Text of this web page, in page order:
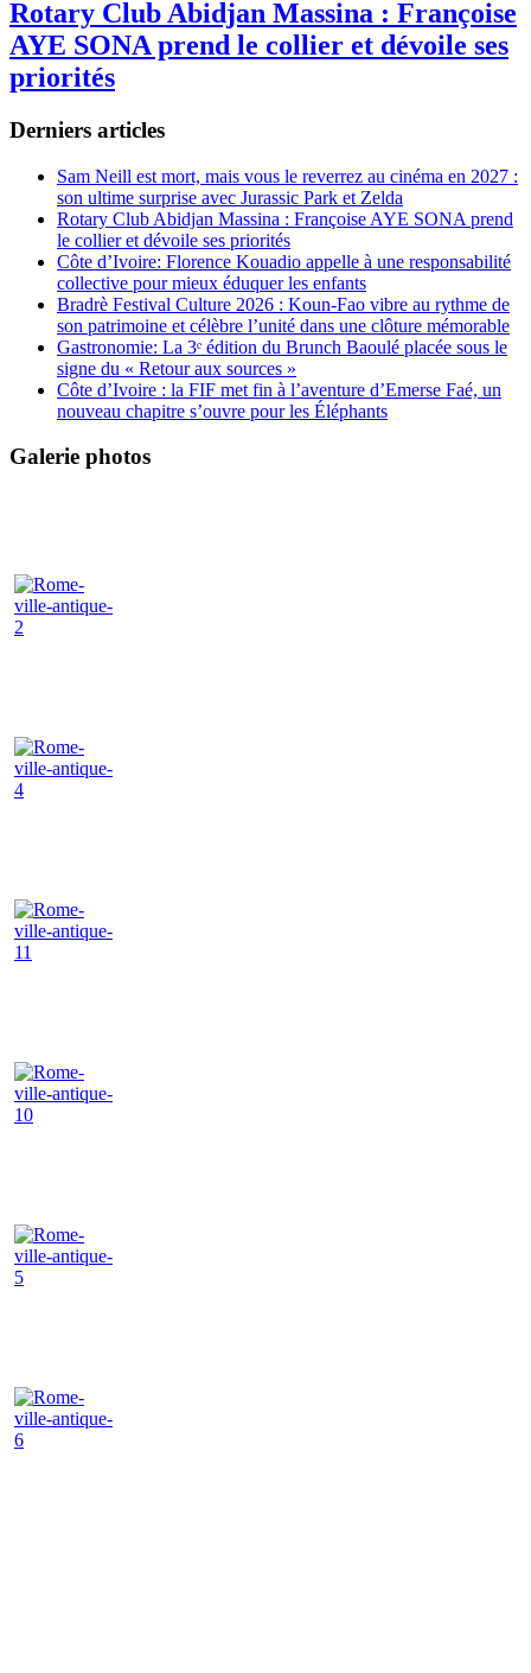
Rotary Club Abidjan Massina : Françoise
AYE SONA prend le collier et dévoile ses
priorités
Derniers articles
Sam Neill est mort, mais vous le reverrez au cinéma en 2027 :
son ultime surprise avec Jurassic Park et Zelda
Rotary Club Abidjan Massina : Françoise AYE SONA prend
le collier et dévoile ses priorités
Côte d’Ivoire: Florence Kouadio appelle à une responsabilité
collective pour mieux éduquer les enfants
Bradrè Festival Culture 2026 : Koun-Fao vibre au rythme de
son patrimoine et célèbre l’unité dans une clôture mémorable
Gastronomie: La 3ᵉ édition du Brunch Baoulé placée sous le
signe du « Retour aux sources »
Côte d’Ivoire : la FIF met fin à l’aventure d’Emerse Faé, un
nouveau chapitre s’ouvre pour les Éléphants
Galerie photos